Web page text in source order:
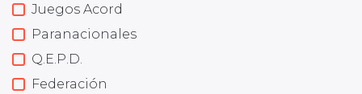
Juegos Acord
Paranacionales
Q.E.P.D.
Federación